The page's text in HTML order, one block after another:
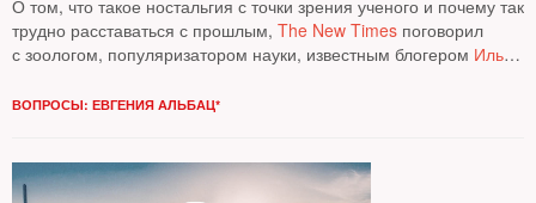
О том, что такое ностальгия с точки зрения ученого и почему так
трудно расставаться с прошлым, The New Times поговорил
с зоологом, популяризатором науки, известным блогером Ильей
ВОПРОСЫ: ЕВГЕНИЯ АЛЬБАЦ*